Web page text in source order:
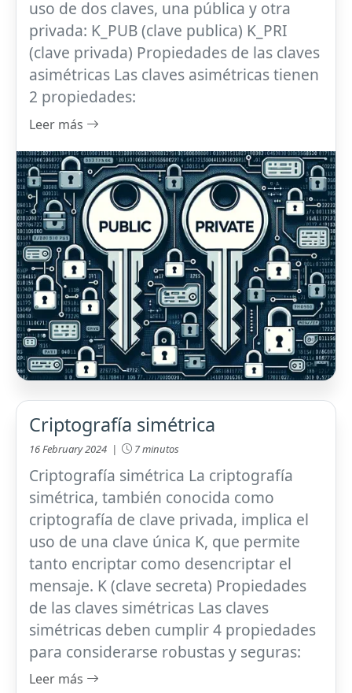
uso de dos claves, una pública y otra
privada: K_PUB (clave publica) K_PRI
(clave privada) Propiedades de las claves
asimétricas Las claves asimétricas tienen
2 propiedades:
Leer más
Criptografía simétrica
16 February 2024 | 7 minutos
Criptografía simétrica La criptografía
simétrica, también conocida como
criptografía de clave privada, implica el
uso de una clave única K, que permite
tanto encriptar como desencriptar el
mensaje. K (clave secreta) Propiedades
de las claves simétricas Las claves
simétricas deben cumplir 4 propiedades
para considerarse robustas y seguras:
Leer más